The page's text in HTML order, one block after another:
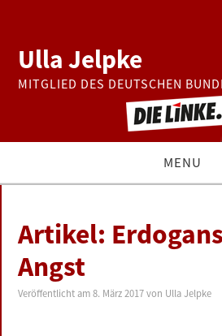
Ulla Jelpke
MITGLIED DES DEUTSCHEN
MENU
BUNDESTAG
PRESSE
Artikel: Erdogans
Angst
Veröffentlicht am8. März 2017 von Ulla Jelpke